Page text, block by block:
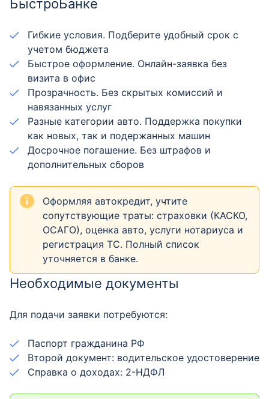
БыстроБанке
Гибкие условия. Подберите удобный срок с
учетом бюджета
Быстрое оформление. Онлайн-заявка без
визита в офис
Прозрачность. Без скрытых комиссий и
навязанных услуг
Разные категории авто. Поддержка покупки
как новых, так и подержанных машин
Досрочное погашение. Без штрафов и
дополнительных сборов
Оформляя автокредит, учтите
сопутствующие траты: страховки (КАСКО,
ОСАГО), оценка авто, услуги нотариуса и
регистрация ТС. Полный список
уточняется в банке.
Необходимые документы
Для подачи заявки потребуются:
Паспорт гражданина РФ
Второй документ: водительское удостоверение
Справка о доходах: 2-НДФЛ